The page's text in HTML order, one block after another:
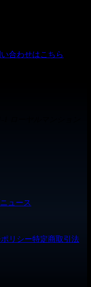
合わせはこちら
ニュース
リシー特定商取引法